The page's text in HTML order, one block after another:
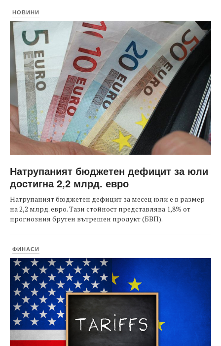
НОВИНИ
Натрупаният бюджетен дефицит за юли
достигна 2,2 млрд. евро
Натрупаният бюджетен дефицит за месец юли е в размер
на 2,2 млрд. евро. Тази стойност представлява 1,8% от
прогнозния брутен вътрешен продукт (БВП).
ФИНАСИ